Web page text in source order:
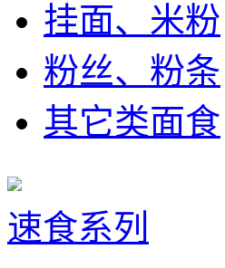
挂面、米粉
粉丝、粉条
其它类面食
速食系列